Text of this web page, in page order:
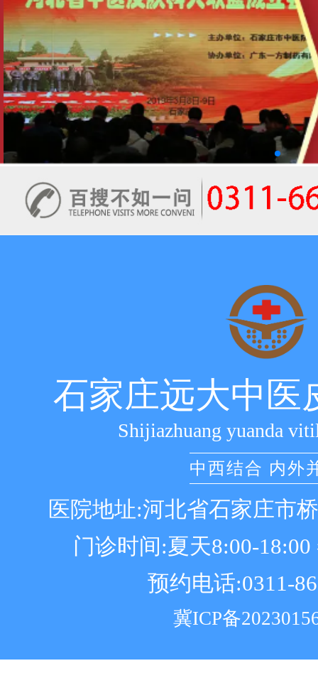
石家庄远大中医
Shijiazhuang yuanda
中西结合 内外
医院地址:河北省石家庄市
门诊时间:夏天8:00-18:00
预约电话:0311-
冀ICP备